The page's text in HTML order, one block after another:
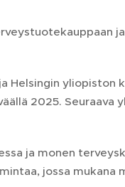
ja
yliopiston
2025. Seuraava
ja monen
jossa mukana